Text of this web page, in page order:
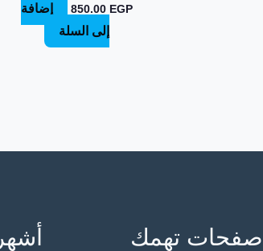
850.00 EGP
إضافة
إلى السلة
صفحات تهمك